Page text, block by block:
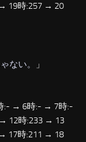
19時:257 → 20
ない。
」
:- → 6時:- → 7時:-
12時:233 → 13
17時:211 → 18